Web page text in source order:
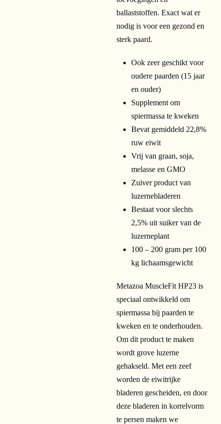
ballaststoffen. Exact wat er
nodig is voor een gezond en
sterk paard.
Ook zeer geschikt voor
oudere paarden (15 jaar
en ouder)
Supplement om
spiermassa te kweken
Bevat gemiddeld 22,8%
ruw eiwit
Vrij van graan, soja,
melasse en GMO
Zuiver product van
luzernebladeren
Bestaat voor slechts
2,5% uit suiker van de
luzerneplant
100 – 200 gram per 100
kg lichaamsgewicht
Metazoa MuscleFit HP23 is
speciaal ontwikkeld om
spiermassa bij paarden te
kweken en te onderhouden.
Om dit product te maken
wordt grove luzerne
gehakseld. Met een zeef
worden de eiwitrijke
bladeren gescheiden, en door
deze bladeren in korrelvorm
te persen maken we